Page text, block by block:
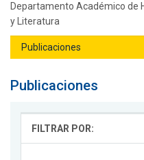
Departamento Académico de
y Literatura
Publicaciones
FILTRAR POR: